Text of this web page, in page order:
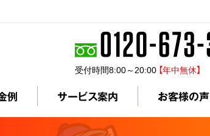
受付時間8:00～20:00 【年中無休】
例 サービス案内 お客様の声